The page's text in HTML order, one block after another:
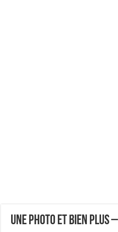
Une Photo Et Bien Plus